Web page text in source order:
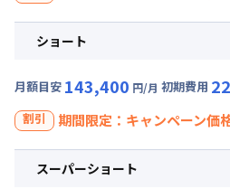
キャンペーン価格: 月額目安
円/回 にてご利用いただけます！
▼ロング 利用時の料金詳細
賃料 : 87,000円/月 (2,900円/日)
光熱費他 : 24,000円/月 (800円/日)
清掃料他 :
25,000円/回 (税抜)
【即割｜9月30日まで入居の方に
入居開始日2026年8月10日〜
、賃料30%引きキャンペーン（
キャンペーン価格: 月額目安
円/回 にてご利用いただけます！
ショート
月額目安 143,400 円/月 初期費用
割引 期間限定：キャンペーン価
【即割｜9月30日まで入居の方に
スーパーショート